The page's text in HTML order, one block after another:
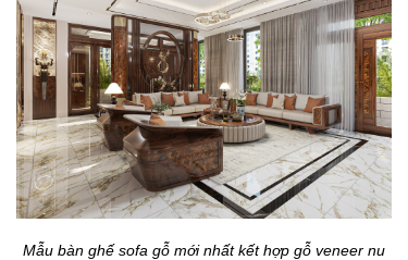
Mẫu bàn ghế sofa gỗ mới nhất kết hợp gỗ veneer nu